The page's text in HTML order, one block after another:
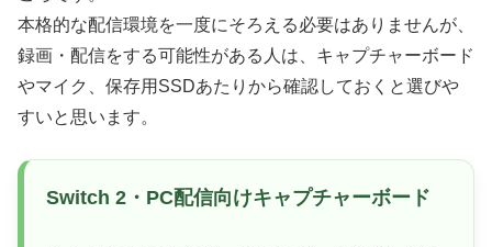
本格的な配信環境を一度にそろえる必要はありませんが、
録画・配信をする可能性がある人は、キャプチャーボード
やマイク、保存用SSDあたりから確認しておくと選びや
すいと思います。
Switch 2・PC配信向けキャプチャーボード